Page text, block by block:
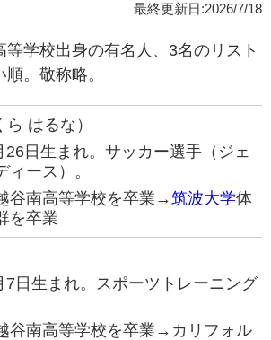
最終更新日:2026/7/18
等学校出身の有名人、3名のリスト
。敬称略。
ら はるな）
26日生まれ。サッカー選手（ジェ
ィース）。
谷南高等学校を卒業→筑波大学体
を卒業
7日生まれ。スポーツトレーニング
谷南高等学校を卒業→カリフォル